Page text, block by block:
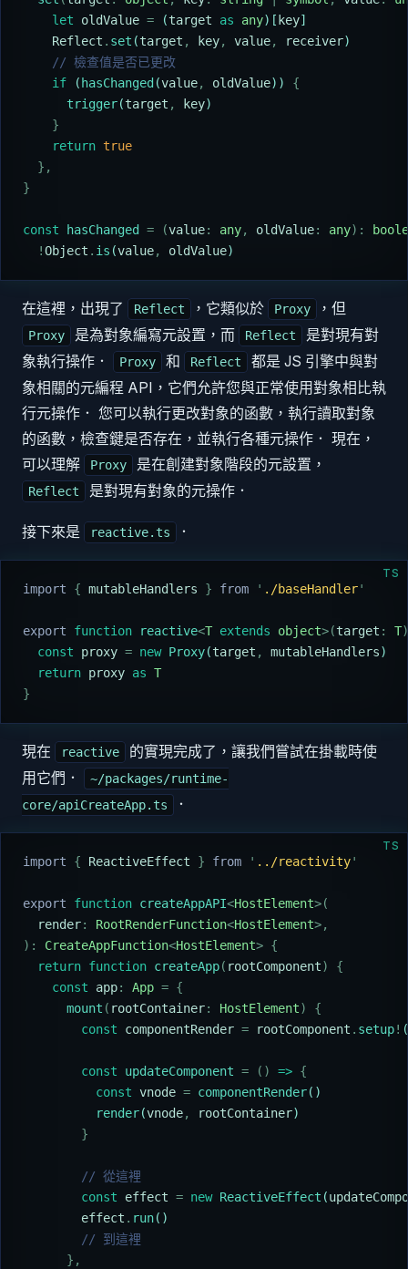
    let
oldValue = (target as any)[ key]
    Reflect
. set (target , key, value, receiver)
    // 檢查值是否已更改
    if
( hasChanged (value, oldValue)) {
      trigger
(target , key)
    }
    return
true
  },
}
const hasChanged = (value: any, oldValue: any):
  !
Object . is (value, oldValue)
在這裡，出現了 Reflect ，它類似於 Proxy ，但
Proxy 是為對象編寫元設置，而 Reflect
是對現有對
象執行操作．
Proxy 和 Reflect
都是 JS 引擎中與對
象相關的元編程 API，它們允許您與正常使用對象相比執
行元操作． 您可以執行更改對象的函數，執行讀取對象
的函數，檢查鍵是否存在，並執行各種元操作． 現在，
可以理解
Proxy 是在創建對象階段的元設置，
Reflect 是對現有對象的元操作．
接下來是 reactive.ts ．
TS
import { mutableHandlers } from ' ./baseHandler'
export function reactive<T extends object>(target : T
  const
proxy = new Proxy(target , mutableHandlers)
  return
proxy as T
}
現在 reactive
的實現完成了，讓我們嘗試在掛載時使
用它們．
~/packages/runtime-
core/apiCreateApp.ts
．
TS
import { ReactiveEffect } from ' ../reactivity'
export function createAppAPI<HostElement>(
  render
: RootRenderFunction<HostElement>,
):
CreateAppFunction<HostElement> {
  return
function createApp( rootComponent)
{
    const
app: App = {
      mount
( rootContainer: HostElement)
{
        const
componentRender = rootComponent . setup!
        const
updateComponent = () => {
          const
vnode = componentRender()
          render
(vnode, rootContainer)
        }
        // 從這裡
        const
effect = new ReactiveEffect (
        effect
. run()
        // 到這裡
      },